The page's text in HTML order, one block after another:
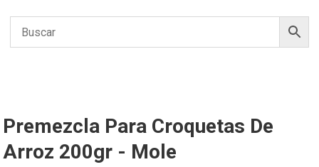
Premezcla Para Croquetas De
Arroz 200gr - Mole